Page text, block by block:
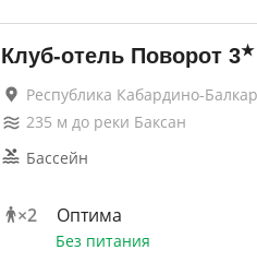
Клуб-отель Поворот 3★
Республика Кабардино-
235 м до реки Баксан
Бассейн
×2 Оптима
Без питания